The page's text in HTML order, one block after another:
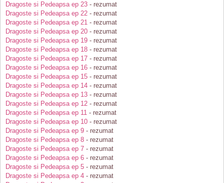
Dragoste si Pedeapsa ep 23 - rezumat
Dragoste si Pedeapsa ep 22 - rezumat
Dragoste si Pedeapsa ep 21 - rezumat
Dragoste si Pedeapsa ep 20 - rezumat
Dragoste si Pedeapsa ep 19 - rezumat
Dragoste si Pedeapsa ep 18 - rezumat
Dragoste si Pedeapsa ep 17 - rezumat
Dragoste si Pedeapsa ep 16 - rezumat
Dragoste si Pedeapsa ep 15 - rezumat
Dragoste si Pedeapsa ep 14 - rezumat
Dragoste si Pedeapsa ep 13 - rezumat
Dragoste si Pedeapsa ep 12 - rezumat
Dragoste si Pedeapsa ep 11 - rezumat
Dragoste si Pedeapsa ep 10 - rezumat
Dragoste si Pedeapsa ep 9 - rezumat
Dragoste si Pedeapsa ep 8 - rezumat
Dragoste si Pedeapsa ep 7 - rezumat
Dragoste si Pedeapsa ep 6 - rezumat
Dragoste si Pedeapsa ep 5 - rezumat
Dragoste si Pedeapsa ep 4 - rezumat